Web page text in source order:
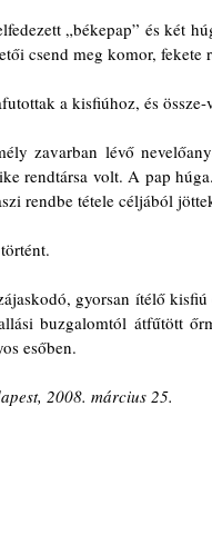
„békepap” és két
csend meg komor, fekete
a kisfiúhoz, és
zavarban lévő
rendtársa volt. A pap
rendbe tétele céljából
gyorsan ítélő
buzgalomtól átfűtött
esőben.
2008. március 25.